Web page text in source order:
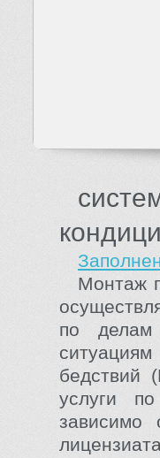
Монтаж
по делам
бедствий
услуги
зависимо